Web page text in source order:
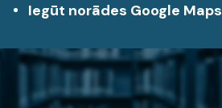
Iegūt norādes Google Maps